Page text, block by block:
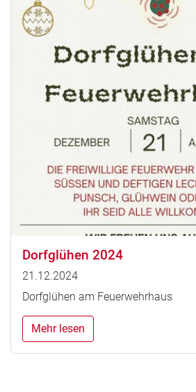
Dorfglühen 2024
21.12.2024
Dorfglühen am Feuerwehrhaus
Mehr lesen